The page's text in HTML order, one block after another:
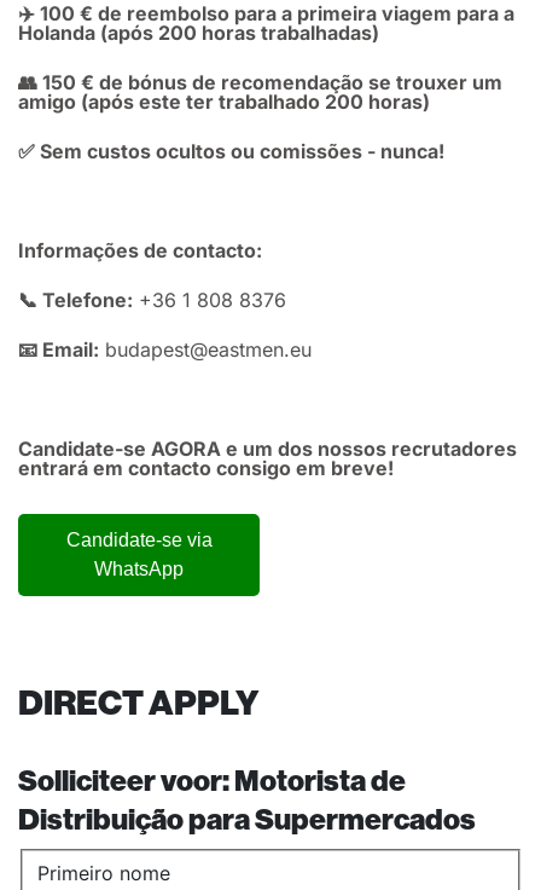
✈️ 100 € de reembolso para a primeira viagem para a
Holanda (após 200 horas trabalhadas)
👥 150 € de bónus de recomendação se trouxer um
amigo (após este ter trabalhado 200 horas)
✅ Sem custos ocultos ou comissões - nunca!
Informações de contacto:
📞 Telefone: +36 1 808 8376
📧 Email: budapest@eastmen.eu
Candidate-se AGORA e um dos nossos recrutadores
entrará em contacto consigo em breve!
Candidate-se via
WhatsApp
DIRECT APPLY
Solliciteer voor:Motorista de
Distribuição para Supermercados
Primeiro nome